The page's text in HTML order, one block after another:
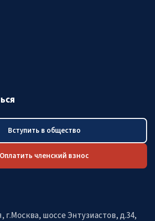
Вступить в общество
Оплатить членский взнос
г.Москва, шоссе Энтузиастов, д.34,